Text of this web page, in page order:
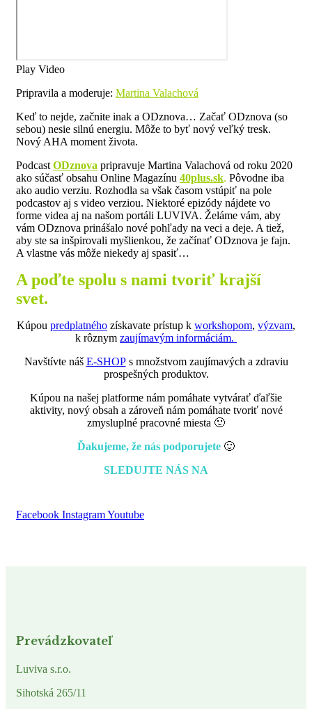
Play Video
Pripravila a moderuje: Martina Valachová
Keď to nejde, začnite inak a ODznova… Začať ODznova (so
sebou) nesie silnú energiu. Môže to byť nový veľký tresk.
Nový AHA moment života.
Podcast ODznova pripravuje Martina Valachová od roku 2020
ako súčasť obsahu Online Magazínu 40plus.sk. Pôvodne iba
ako audio verziu. Rozhodla sa však časom vstúpiť na pole
podcastov aj s video verziou. Niektoré epizódy nájdete vo
forme videa aj na našom portáli LUVIVA. Želáme vám, aby
vám ODznova prinášalo nové pohľady na veci a deje. A tiež,
aby ste sa inšpirovali myšlienkou, že začínať ODznova je fajn.
A vlastne vás môže niekedy aj spasiť…
A poďte spolu s nami tvoriť krajší
svet.
Kúpou predplatného získavate prístup k workshopom, výzvam,
k rôznym zaujímavým informáciám.
Navštívte náš E-SHOPs množstvom zaujímavých a zdraviu
prospešných produktov.
Kúpou na našej platforme nám pomáhate vytvárať ďaľšie
aktivity, nový obsah a zároveň nám pomáhate tvoriť nové
zmysluplné pracovné miesta 🙂
Ďakujeme, že nás podporujete 🙂
SLEDUJTE NÁS NA
Facebook InstagramYoutube
Prevádzkovateľ
Luviva s.r.o.
Sihotská 265/11